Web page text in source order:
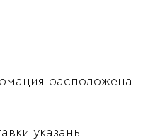
расположена
указаны